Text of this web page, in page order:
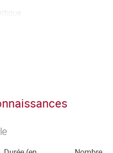
écrite et orale de la